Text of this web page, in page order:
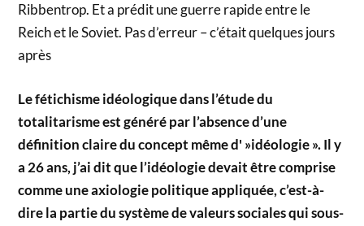
Ribbentrop. Et a prédit une guerre rapide entre le
Reich et le Soviet. Pas d’erreur – c’était quelques jours
après
Le fétichisme idéologique dans l’étude du
totalitarisme est généré par l’absence d’une
définition claire du concept même d' »idéologie ». Il y
a 26 ans, j’ai dit que l’idéologie devait être comprise
comme une axiologie politique appliquée, c’est-à-
dire la partie du système de valeurs sociales qui sous-